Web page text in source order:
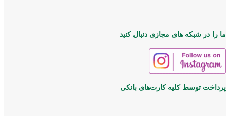
ما را در شبکه های مجازی دنبال کنید
پرداخت توسط کلیه کارت‌های بانکی